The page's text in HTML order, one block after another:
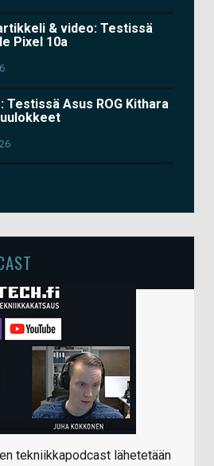
& video: Testissä
Pixel 10a
Testissä Asus ROG Kithara
tekniikkapodcast lähetetään